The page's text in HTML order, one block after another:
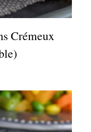
Crémeux